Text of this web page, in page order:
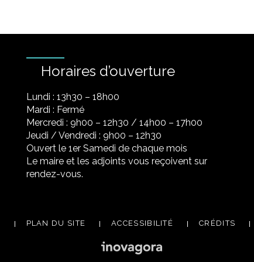
Horaires d’ouverture
Lundi : 13h30 – 18h00
Mardi : Fermé
Mercredi : 9h00 – 12h30 / 14h00 – 17h00
Jeudi / Vendredi : 9h00 – 12h30
Ouvert le 1er Samedi de chaque mois
Le maire et les adjoints vous reçoivent sur
rendez-vous.
PLAN DU SITE ACCESSIBILITÉ CRÉDITS